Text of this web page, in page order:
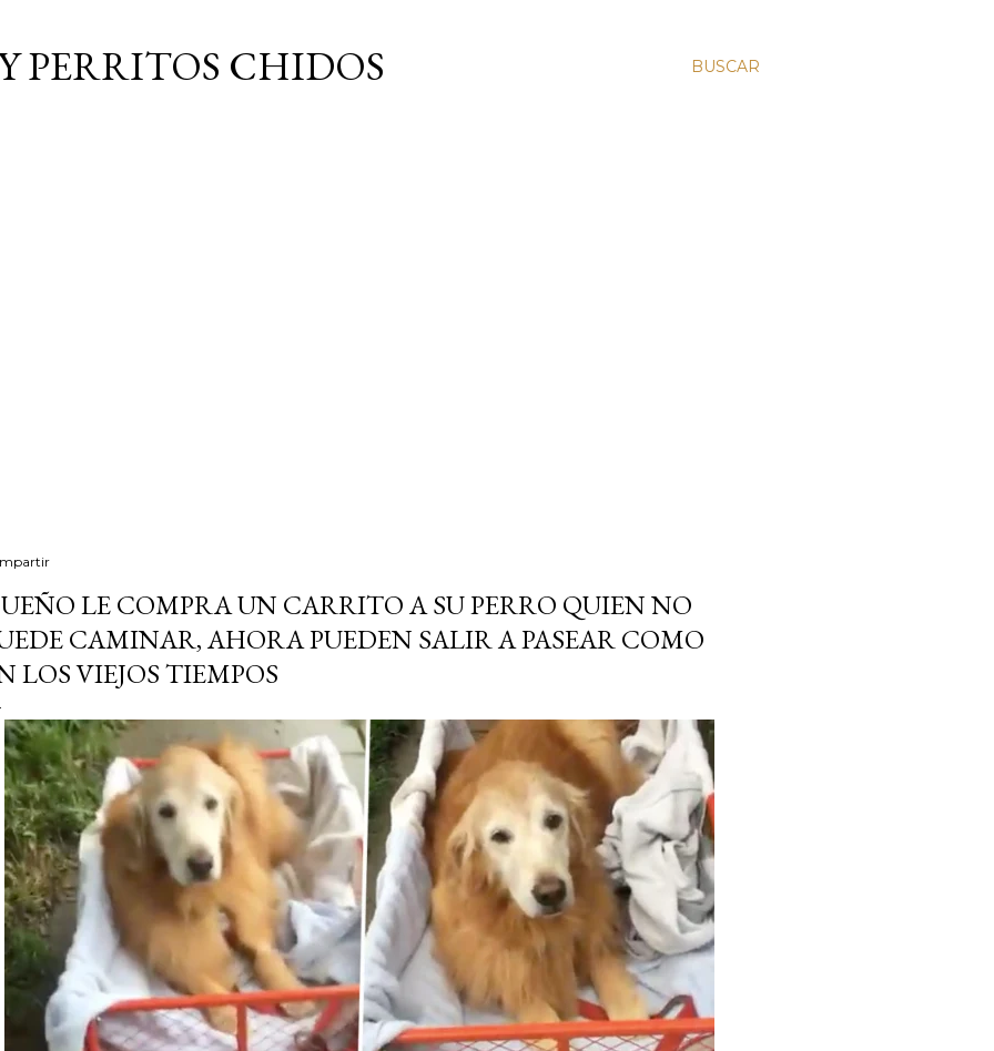
BUSCAR
PERRITOS CHIDOS
LE COMPRA UN CARRITO A SU PERRO QUIEN NO
CAMINAR, AHORA PUEDEN SALIR A PASEAR COMO
LOS VIEJOS TIEMPOS